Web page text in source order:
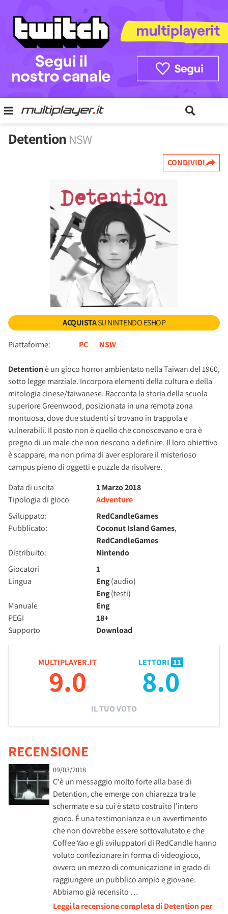
Detention NSW
CONDIVIDI
ACQUISTASU NINTENDO ESHOP
Piattaforme: PC NSW
Detentionè un gioco horror ambientato nella Taiwan del 1960,
sotto legge marziale. Incorpora elementi della cultura e della
mitologia cinese/taiwanese. Racconta la storia della scuola
superiore Greenwood, posizionata in una remota zona
montuosa, dove due studenti si trovano in trappola e
vulnerabili. Il posto non è quello che conoscevano e ora è
pregno di un male che non riescono a definire. Il loro obiettivo
è scappare, ma non prima di aver esplorare il misterioso
campus pieno di oggetti e puzzle da risolvere.
Data di uscita
1 Marzo 2018
Tipologia di gioco
Adventure
Sviluppato:
RedCandleGames
Pubblicato:
Coconut Island Games,
RedCandleGames
Distribuito:
Nintendo
Giocatori
1
Lingua
Eng(audio)
Eng(testi)
Manuale
Eng
PEGI
18+
Supporto
Download
MULTIPLAYER.IT
9.0
LETTORI 11
8.0
IL TUO VOTO
RECENSIONE
09/03/2018
C'è un messaggio molto forte alla base di
Detention, che emerge con chiarezza tra le
schermate e su cui è stato costruito l'intero
gioco. È una testimonianza e un avvertimento
che non dovrebbe essere sottovalutato e che
Coffee Yao e gli sviluppatori di RedCandle hanno
voluto confezionare in forma di videogioco,
ovvero un mezzo di comunicazione in grado di
raggiungere un pubblico ampio e giovane.
Abbiamo già recensito …
Leggi la recensione completa di Detention per